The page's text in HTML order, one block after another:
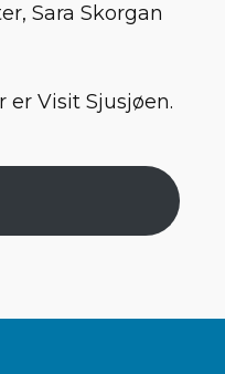
Sara Skorgan
er Visit Sjusjøen.